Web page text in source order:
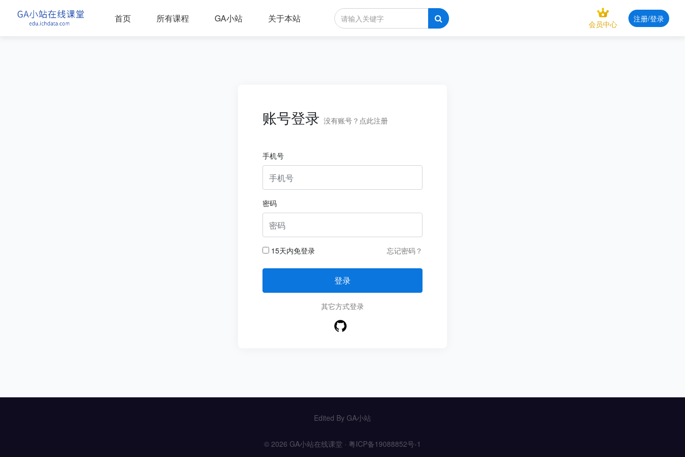
首页 所有课程 GA小站 关于本站
会员中心
注册/登录
账号登录 没有账号？点此注册
手机号
密码
15天内免登录 忘记密码？
登录
其它方式登录
Edited By GA小站
© 2026 GA小站在线课堂 · 粤ICP备19088852号-1